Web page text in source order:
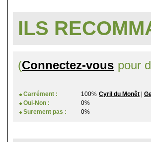
ILS
(Connectez-vous pour
Carrément : 100% Cyril du Monêt
Oui-Non :
0%
Surement pas :
0%